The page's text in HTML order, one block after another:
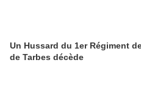
Un Hussard du 1er Régiment
de Tarbes décède